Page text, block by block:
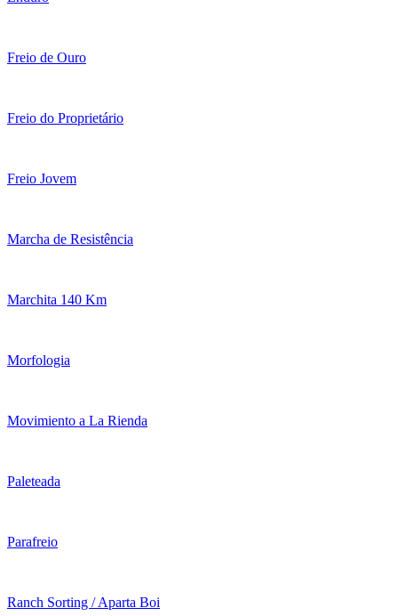
Freio de Ouro
Freio do Proprietário
Freio Jovem
Marcha de Resistência
Marchita 140 Km
Morfologia
Movimiento a La Rienda
Paleteada
Parafreio
Ranch Sorting / Aparta Boi